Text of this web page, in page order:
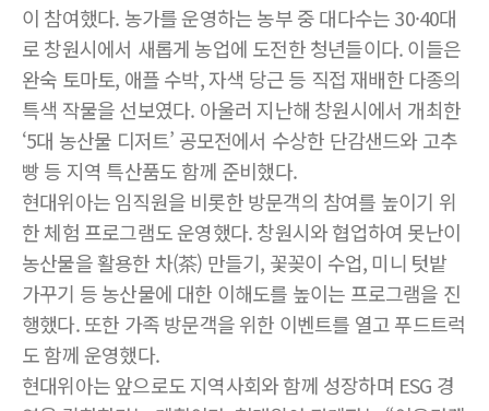
이 참여했다. 농가를 운영하는 농부 중 대다수는 30·40대
로 창원시에서 새롭게 농업에 도전한 청년들이다. 이들은
완숙 토마토, 애플 수박, 자색 당근 등 직접 재배한 다종의
특색 작물을 선보였다. 아울러 지난해 창원시에서 개최한
‘5대 농산물 디저트’ 공모전에서 수상한 단감샌드와 고추
빵 등 지역 특산품도 함께 준비했다.
현대위아는 임직원을 비롯한 방문객의 참여를 높이기 위
한 체험 프로그램도 운영했다. 창원시와 협업하여 못난이
농산물을 활용한 차(茶) 만들기, 꽃꽂이 수업, 미니 텃밭
가꾸기 등 농산물에 대한 이해도를 높이는 프로그램을 진
행했다. 또한 가족 방문객을 위한 이벤트를 열고 푸드트럭
도 함께 운영했다.
현대위아는 앞으로도 지역사회와 함께 성장하며 ESG 경